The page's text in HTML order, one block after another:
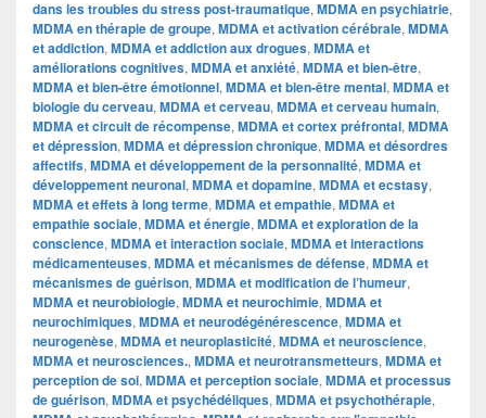
dans les troubles du stress post-traumatique, MDMA en psychiatrie,
MDMA en thérapie de groupe, MDMA et activation cérébrale, MDMA
et addiction, MDMA et addiction aux drogues, MDMA et
améliorations cognitives, MDMA et anxiété, MDMA et bien-être,
MDMA et bien-être émotionnel, MDMA et bien-être mental, MDMA et
biologie du cerveau, MDMA et cerveau, MDMA et cerveau humain,
MDMA et circuit de récompense, MDMA et cortex préfrontal, MDMA
et dépression, MDMA et dépression chronique, MDMA et désordres
affectifs, MDMA et développement de la personnalité, MDMA et
développement neuronal, MDMA et dopamine, MDMA et ecstasy,
MDMA et effets à long terme, MDMA et empathie, MDMA et
empathie sociale, MDMA et énergie, MDMA et exploration de la
conscience, MDMA et interaction sociale, MDMA et interactions
médicamenteuses, MDMA et mécanismes de défense, MDMA et
mécanismes de guérison, MDMA et modification de l’humeur,
MDMA et neurobiologie, MDMA et neurochimie, MDMA et
neurochimiques, MDMA et neurodégénérescence, MDMA et
neurogenèse, MDMA et neuroplasticité, MDMA et neuroscience,
MDMA et neurosciences., MDMA et neurotransmetteurs, MDMA et
perception de soi, MDMA et perception sociale, MDMA et processus
de guérison, MDMA et psychédéliques, MDMA et psychothérapie,